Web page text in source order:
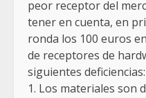
peor receptor del
tener en cuenta, en
ronda los 100 euros
de receptores de
siguientes deficiencias:
1. Los materiales son